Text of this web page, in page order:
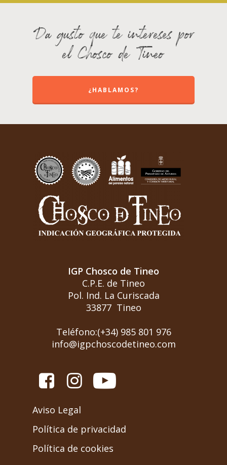
Da gusto que te intereses por
el Chosco de Tineo
¿HABLAMOS?
IGP Chosco de Tineo
C.P.E. de Tineo
Pol. Ind. La Curiscada
33877 Tineo
Teléfono:(+34) 985 801 976
info@igpchoscodetineo.com
Aviso Legal
Política de privacidad
Política de cookies